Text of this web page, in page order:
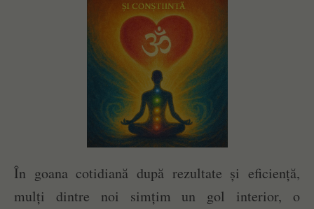
În goana cotidiană după rezultate și eficiență,
mulți dintre noi simțim un gol interior, o